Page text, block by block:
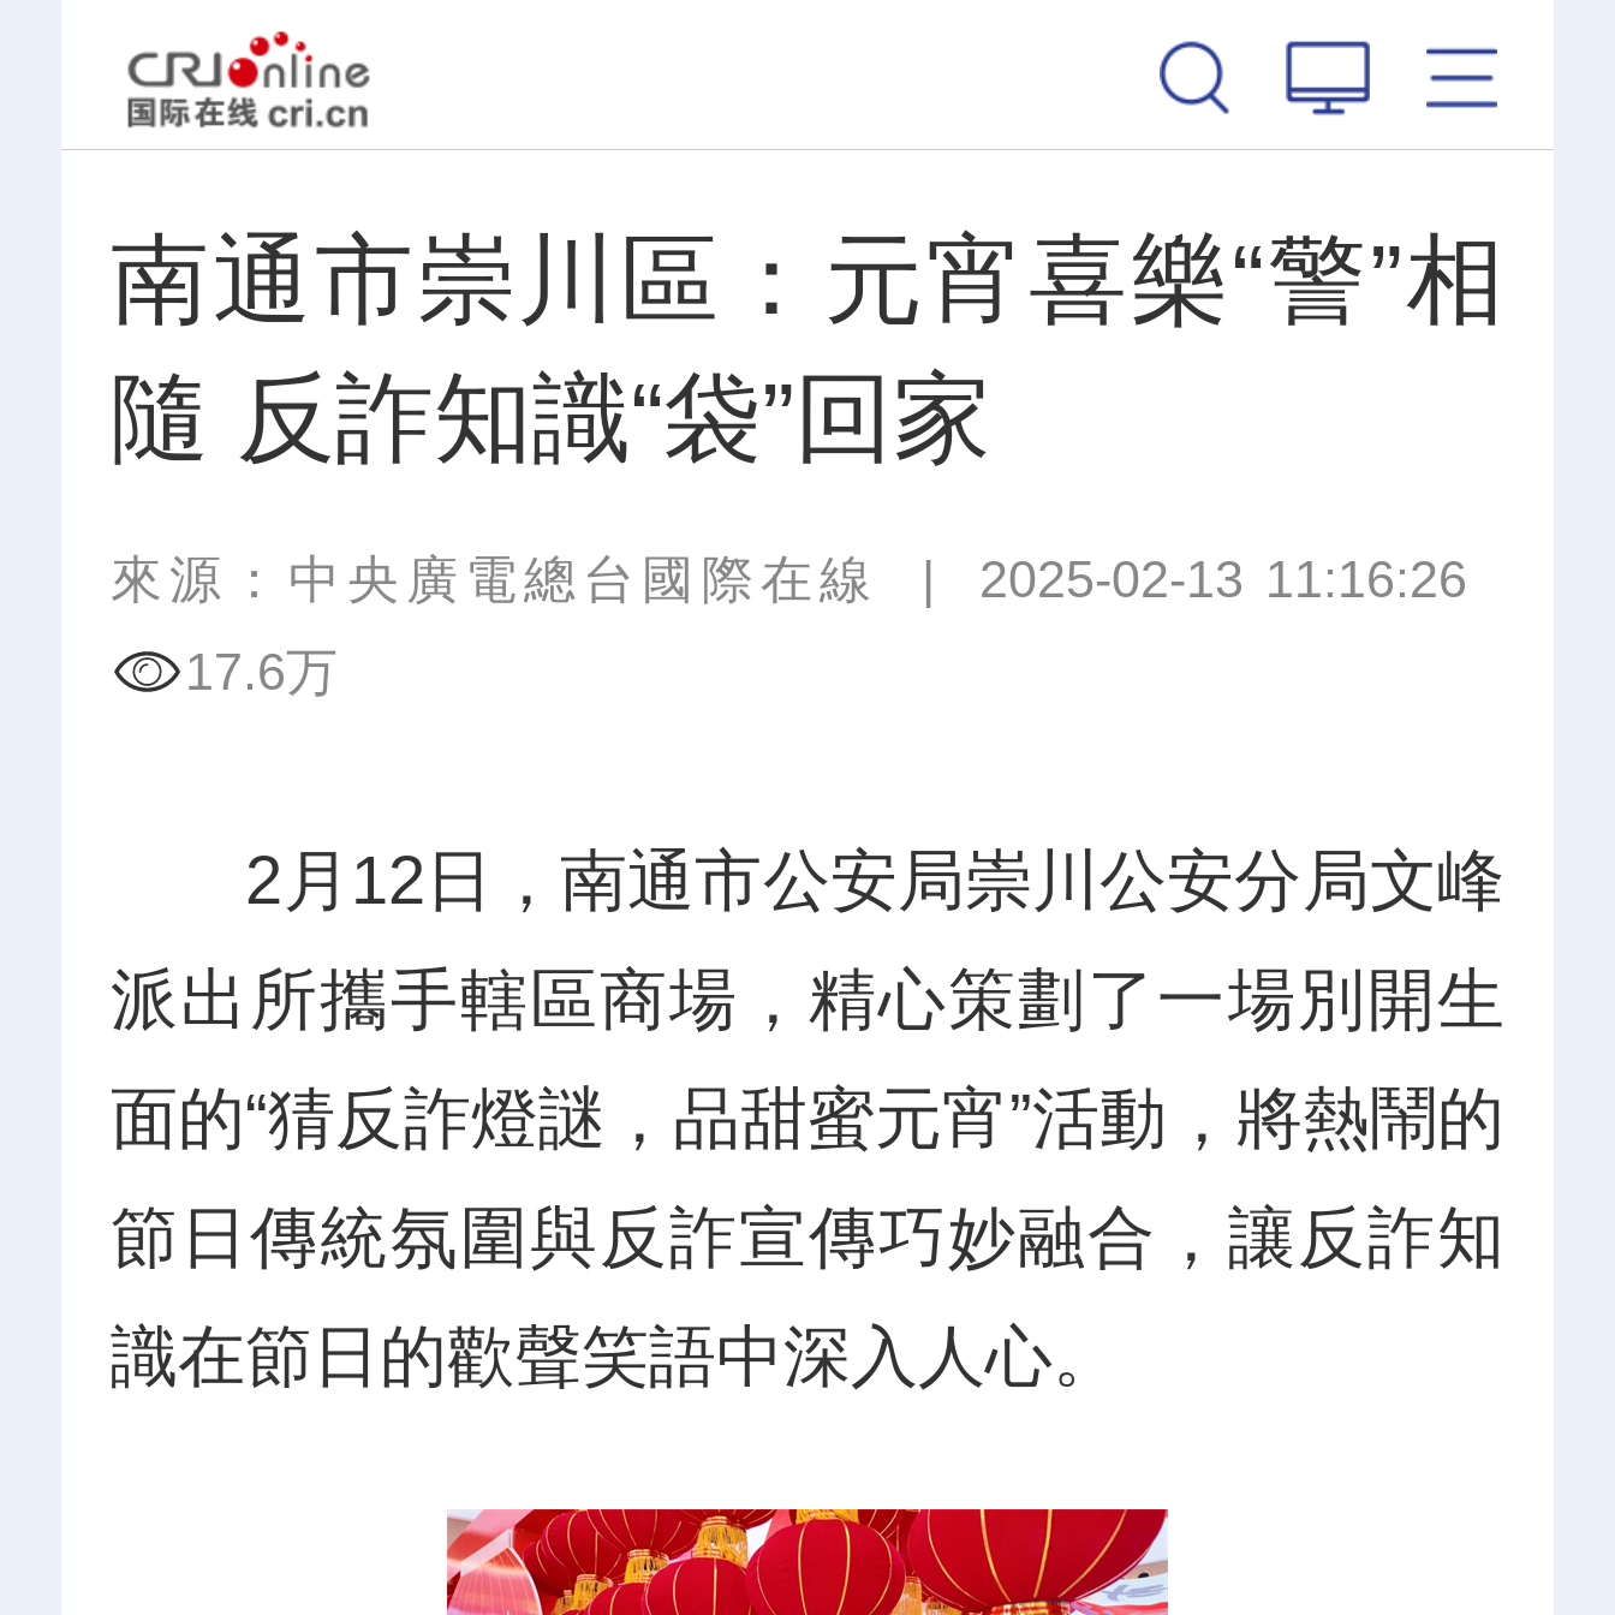
南通市崇川區：元宵喜樂“警”相
隨 反詐知識“袋”回家
來源：中央廣電總台國際在線 | 2025-02-13 11:16:26
17.6万
2月12日，南通市公安局崇川公安分局文峰
派出所攜手轄區商場，精心策劃了一場別開生
面的“猜反詐燈謎，品甜蜜元宵”活動，將熱鬧的
節日傳統氛圍與反詐宣傳巧妙融合，讓反詐知
識在節日的歡聲笑語中深入人心。